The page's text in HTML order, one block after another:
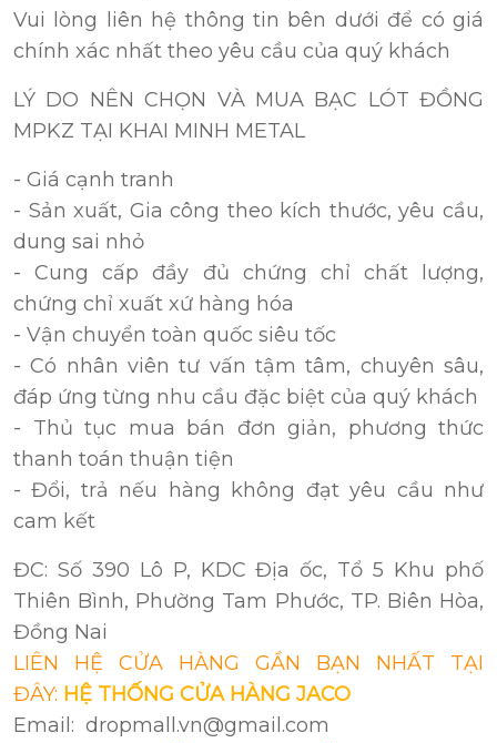
Vui lòng liên hệ thông tin bên dưới để có giá
chính xác nhất theo yêu cầu của quý khách
LÝ DO NÊN CHỌN VÀ MUA BẠC LÓT ĐỒNG
MPKZ TẠI KHAI MINH METAL
- Giá cạnh tranh
- Sản xuất, Gia công theo kích thước, yêu cầu,
dung sai nhỏ
- Cung cấp đầy đủ chứng chỉ chất lượng,
chứng chỉ xuất xứ hàng hóa
- Vận chuyển toàn quốc siêu tốc
- Có nhân viên tư vấn tậm tâm, chuyên sâu,
đáp ứng từng nhu cầu đặc biệt của quý khách
- Thủ tục mua bán đơn giản, phương thức
thanh toán thuận tiện
- Đổi, trả nếu hàng không đạt yêu cầu như
cam kết
ĐC: Số 390 Lô P, KDC Địa ốc, Tổ 5 Khu phố
Thiên Bình, Phường Tam Phước, TP. Biên Hòa,
Đồng Nai
LIÊN HỆ CỬA HÀNG GẦN BẠN NHẤT TẠI
ĐÂY: HỆ THỐNG CỬA HÀNG JACO
Email: dropmall.vn@gmail.com